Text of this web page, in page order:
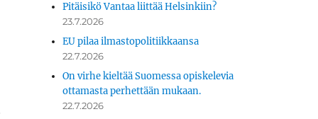
Pitäisikö Vantaa liittää Helsinkiin?
23.7.2026
EU pilaa ilmastopolitiikkaansa
22.7.2026
On virhe kieltää Suomessa opiskelevia
ottamasta perhettään mukaan.
22.7.2026